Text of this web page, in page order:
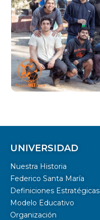
UNIVERSIDAD
Nuestra Historia
Federico Santa María
Definiciones Estratégicas
Modelo Educativo
Organización